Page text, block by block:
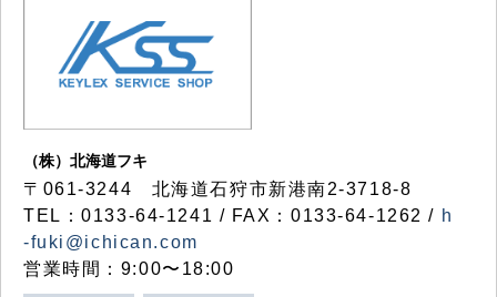
（株）北海道フキ
〒061-3244 北海道石狩市新港南2-3718-8
TEL：0133-64-1241 / FAX：0133-64-1262 / h
-fuki@ichican.com
営業時間：9:00〜18:00